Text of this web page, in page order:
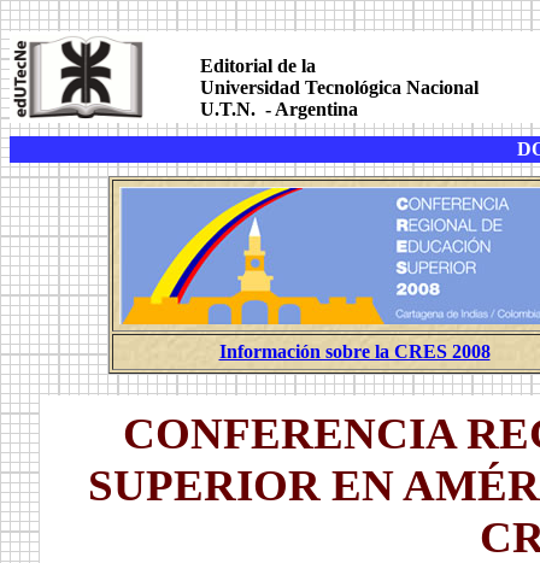
.
Editorial de la
Universidad Tecnológica Nacional
U.T.N. - Argentina
.
..
Información sobre la CRES 2008
.
CONFERENCIA
SUPERIOR EN